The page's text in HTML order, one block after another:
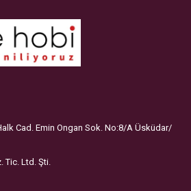
Cad. Emin Ongan Sok. No:8/A Üsküdar/
Tic. Ltd. Şti.